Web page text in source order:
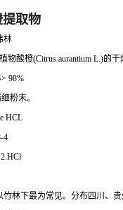
取物
林
物酸橙(Citrus aurantium L.)的干
98%
粉末。
HCL
4
竹林下最为常见。分布四川、